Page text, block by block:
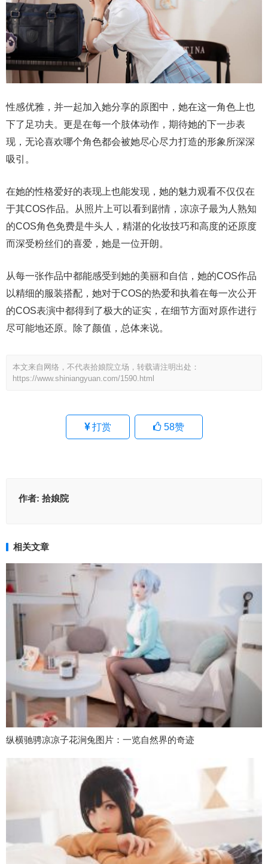
性感优雅，并一起加入她分享的原图中，她在这一角色上也
下了足功夫。更是在每一个肢体动作，期待她的下一步表
现，无论喜欢哪个角色都会被她尽心尽力打造的形象所深深
吸引。
在她的性格爱好的表现上也能发现，她的魅力观看不仅仅在
于其COS作品。从照片上可以看到剧情，凉凉子最为人熟知
的COS角色免费是牛头人，精湛的化妆技巧和高度的还原度
而深受粉丝们的喜爱，她是一位开朗。
从每一张作品中都能感受到她的美丽和自信，她的COS作品
以精细的服装搭配，她对于COS的热爱和执着在每一次公开
的COS表演中都得到了极大的证实，在细节方面对原作进行
尽可能地还原。除了颜值，总体来说。
本文来自网络，不代表拾娘院立场，转载请注明出处：
https://www.shiniangyuan.com/1590.html
打赏 58赞
作者: 拾娘院
相关文章
纵横驰骋凉凉子花涧兔图片：一览自然界的奇迹